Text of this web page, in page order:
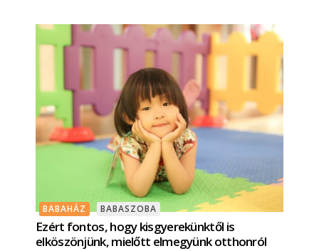
BABAHÁZ BABASZOBA
Ezért fontos, hogy kisgyerekünktől is
elköszönjünk, mielőtt elmegyünk otthonról